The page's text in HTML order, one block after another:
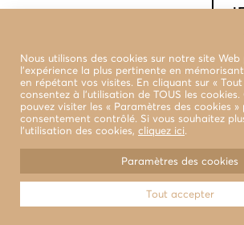
boutiques
livraison et
conditions générales de
© 2022 LA BENJAMINE Tous droits
Design & Photographies
Nous utilisons des cookies sur notre site
l'expérience la plus pertinente en
en répétant vos visites. En cliquant sur «
consentez à l'utilisation de TOUS les cookies.
pouvez visiter les « Paramètres des cookies
consentement contrôlé. Si vous souhaitez
l’utilisation des cookies, cliquez ici.
Paramètres des cookies
Tout accepter